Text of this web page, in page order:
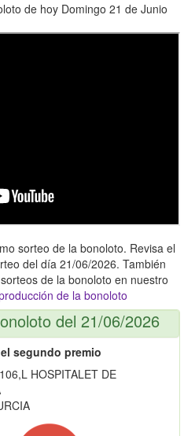
de hoy Domingo 21 de Junio
sorteo de la bonoloto. Revisa el
del día 21/06/2026. También
de la bonoloto en nuestro
de la bonoloto
del 21/06/2026
segundo premio
HOSPITALET DE